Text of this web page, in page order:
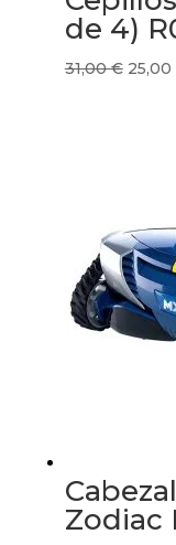
de 4)
31,00€ El
25,00
Zodiac